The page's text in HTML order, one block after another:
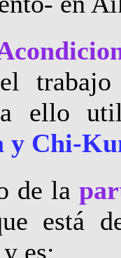
el
ello
y Chi-
la
está
es: